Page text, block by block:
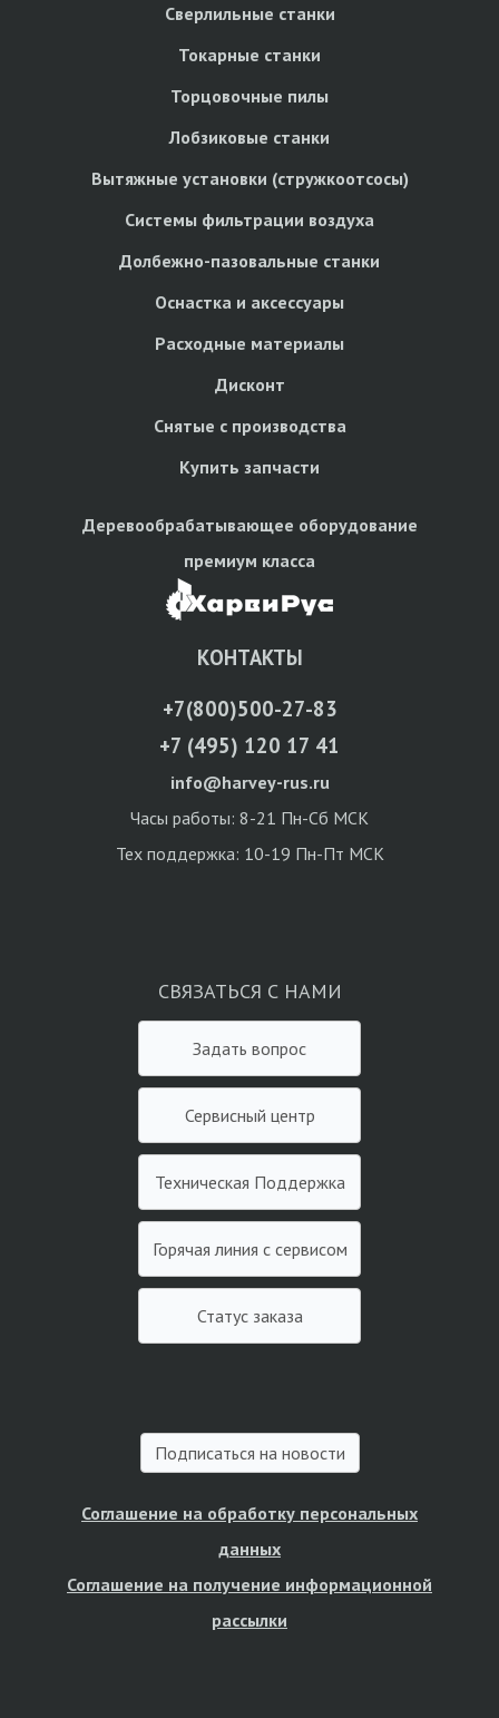
Сверлильные станки
Токарные станки
Торцовочные пилы
Лобзиковые станки
Вытяжные установки (стружкоотсосы)
Системы фильтрации воздуха
Долбежно-пазовальные станки
Оснастка и аксессуары
Расходные материалы
Дисконт
Снятые с производства
Купить запчасти
Деревообрабатывающее оборудование
премиум класса
КОНТАКТЫ
+7(800)500-27-83
+7 (495) 120 17 41
info@harvey-rus.ru
Часы работы: 8-21 Пн-Сб МСК
Тех поддержка: 10-19 Пн-Пт МСК
СВЯЗАТЬСЯ С НАМИ
Задать вопрос
Сервисный центр
Техническая Поддержка
Горячая линия с сервисом
Статус заказа
Подписаться на новости
Соглашение на обработку персональных
данных
Соглашение на получение информационной
рассылки